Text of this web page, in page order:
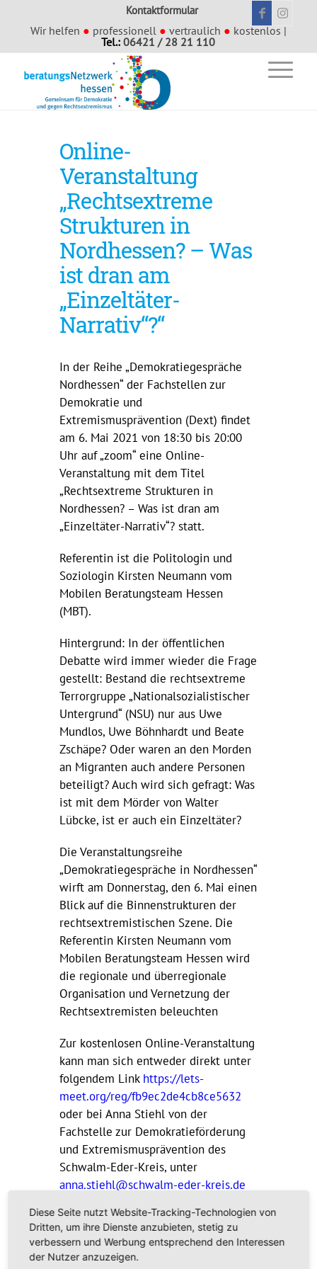
Kontaktformular
Wir helfen ● professionell ● vertraulich ● kostenlos |
Tel.:06421 / 28 21 110
Online-
Veranstaltung
„Rechtsextreme
Strukturen in
Nordhessen? – Was
ist dran am
„Einzeltäter-
Narrativ“?“
In der Reihe „Demokratiegespräche
Nordhessen“ der Fachstellen zur
Demokratie und
Extremismusprävention (Dext) findet
am 6. Mai 2021 von 18:30 bis 20:00
Uhr auf „zoom“ eine Online-
Veranstaltung mit dem Titel
„Rechtsextreme Strukturen in
Nordhessen? – Was ist dran am
„Einzeltäter-Narrativ“? statt.
Referentin ist die Politologin und
Soziologin Kirsten Neumann vom
Mobilen Beratungsteam Hessen
(MBT).
Hintergrund: In der öffentlichen
Debatte wird immer wieder die Frage
gestellt: Bestand die rechtsextreme
Terrorgruppe „Nationalsozialistischer
Untergrund“ (NSU) nur aus Uwe
Mundlos, Uwe Böhnhardt und Beate
Zschäpe? Oder waren an den Morden
an Migranten auch andere Personen
beteiligt? Auch wird sich gefragt: Was
ist mit dem Mörder von Walter
Lübcke, ist er auch ein Einzeltäter?
Die Veranstaltungsreihe
„Demokratiegespräche in Nordhessen“
wirft am Donnerstag, den 6. Mai einen
Blick auf die Binnenstrukturen der
rechtsextremistischen Szene. Die
Referentin Kirsten Neumann vom
Mobilen Beratungsteam Hessen wird
die regionale und überregionale
Organisation und Vernetzung der
Rechtsextremisten beleuchten
Zur kostenlosen Online-Veranstaltung
kann man sich entweder direkt unter
folgendem Linkhttps://lets-
meet.org/reg/fb9ec2de4cb8ce5632
oder bei Anna Stiehl von der
Fachstelle zur Demokratieförderung
und Extremismusprävention des
Schwalm-Eder-Kreis, unter
anna.stiehl@schwalm-eder-kreis.de
Eine Anmeldung ist bis zum 5. Mai
möglich.
Diese Seite nutzt Website-Tracking-Technologien von
Dritten, um ihre Dienste anzubieten, stetig zu
verbessern und Werbung entsprechend den Interessen
der Nutzer anzuzeigen.